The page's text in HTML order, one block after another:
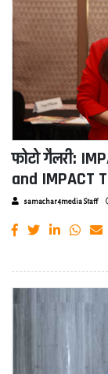
फोटो गैलरी:
and IMPACT
samachar4media Staff